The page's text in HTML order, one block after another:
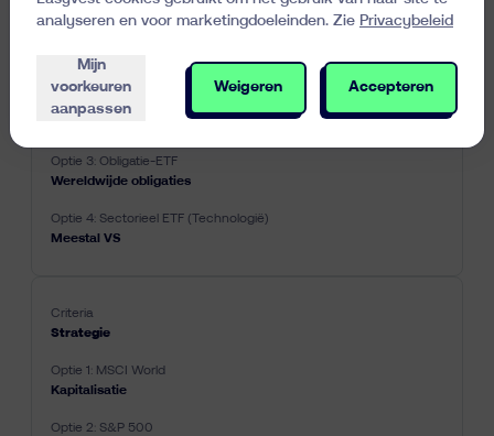
Geografische blootstelling
Wereldwijde
Wereldwijde obligaties
Meestal VS
Strategie
Kapitalisatie
analyseren en voor marketingdoeleinden. Zie Privacybeleid
Mijn
voorkeuren
aanpassen
Weigeren Accepteren